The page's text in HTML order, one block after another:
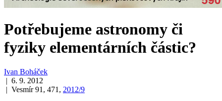
Potřebujeme astronomy či
fyziky elementárních částic?
Ivan Boháček
| 6. 9. 2012
| Vesmír 91, 471, 2012/9